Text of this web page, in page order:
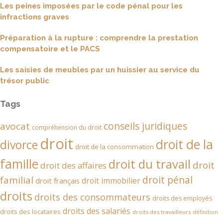
Les peines imposées par le code pénal pour les
infractions graves
Préparation à la rupture : comprendre la prestation
compensatoire et le PACS
Les saisies de meubles par un huissier au service du
trésor public
Tags
avocat compréhension du droit conseils juridiques
divorce droit droit de la consommation droit de la
famille droit des affaires droit du travail droit
familial droit français droit immobilier droit pénal
droits droits des consommateurs droits des employés
droits des locataires droits des salariés droits des travailleurs définition